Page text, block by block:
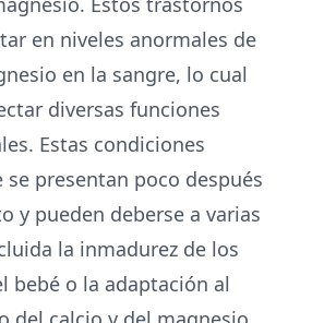
en niveles anormales de
en la sangre, lo cual
diversas funciones
Estas condiciones
presentan poco después
y pueden deberse a varias
la inmadurez de los
bebé o la adaptación al